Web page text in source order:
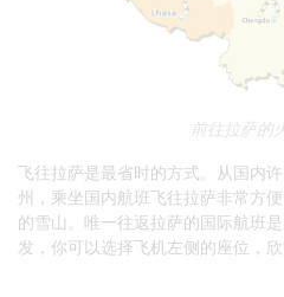
前往拉萨的
飞往拉萨是最省时的方式。从国内
州，乘坐国内航班飞往拉萨非常方
的雪山。唯一往返拉萨的国际航班
发，你可以选择飞机左侧的座位，